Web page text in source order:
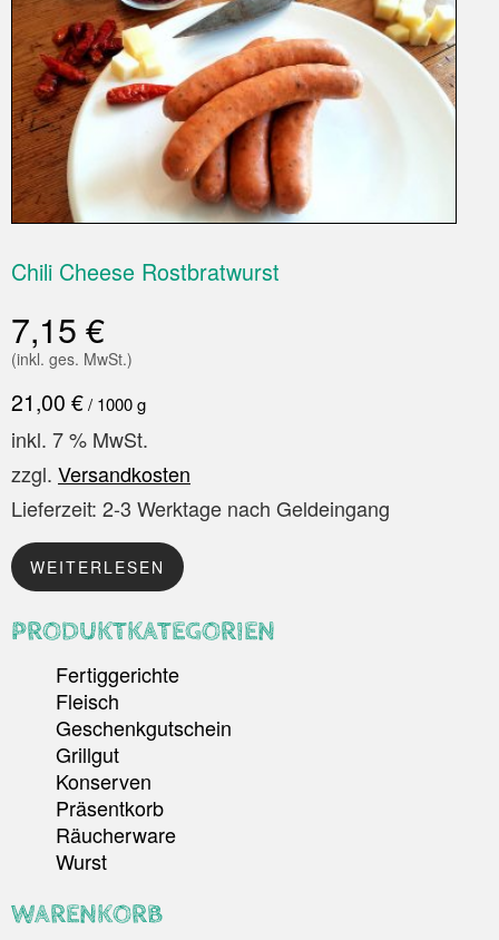
Chili Cheese Rostbratwurst
7,15 €
(inkl. ges. MwSt.)
21,00 €/ 1000g
inkl. 7 % MwSt.
zzgl. Versandkosten
Lieferzeit: 2-3 Werktage nach Geldeingang
WEITERLESEN
PRODUKTKATEGORIEN
Fertiggerichte
Fleisch
Geschenkgutschein
Grillgut
Konserven
Präsentkorb
Räucherware
Wurst
WARENKORB